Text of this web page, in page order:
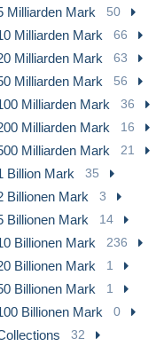
Milliarden Mark 50
Milliarden Mark 66
Milliarden Mark 63
Milliarden Mark 56
Milliarden Mark 36
Milliarden Mark 16
Milliarden Mark 21
Billion Mark 35
Billionen Mark 3
Billionen Mark 14
Billionen Mark 236
Billionen Mark 1
Billionen Mark 1
Billionen Mark 0
32